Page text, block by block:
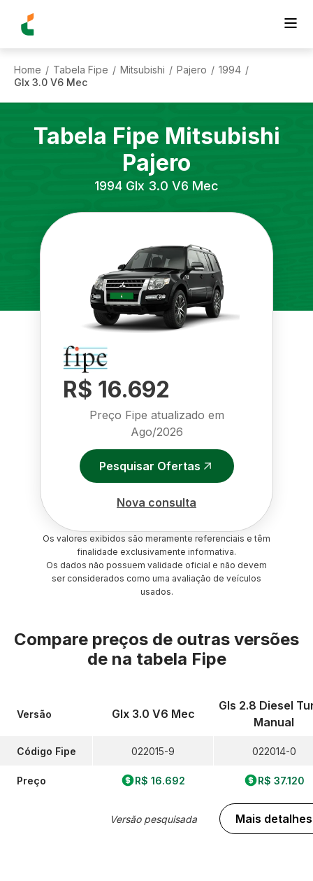
Home / Tabela Fipe / Mitsubishi / Pajero / 1994 /
Glx 3.0 V6 Mec
Tabela Fipe Mitsubishi
Pajero
1994 Glx 3.0 V6 Mec
R$ 16.692
Preço Fipe atualizado em
Ago/2026
Pesquisar Ofertas
Nova consulta
Os valores exibidos são meramente referenciais e têm
finalidade exclusivamente informativa.
Os dados não possuem validade oficial e não devem
ser considerados como uma avaliação de veículos
usados.
Compare preços de outras versões
de na tabela Fipe
Versão
Código Fipe
Preço
Glx 3.0 V6 Mec
022015-9
R$ 16.692
Versão pesquisada
Gls 2.8 Diesel
Manual
022014-0
R$ 37.120
Mais detalhes